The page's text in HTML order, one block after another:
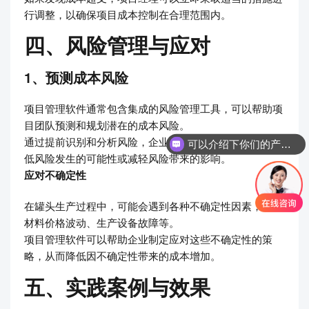
行调整，以确保项目成本控制在合理范围内。
四、风险管理与应对
1、预测成本风险
项目管理软件通常包含集成的风险管理工具，可以帮助项
目团队预测和规划潜在的成本风险。
通过提前识别和分析风险，企业可以采取相应的措施来降
低风险发生的可能性或减轻风险带来的影响。
应对不确定性
在罐头生产过程中，可能会遇到各种不确定性因素，如原
材料价格波动、生产设备故障等。
项目管理软件可以帮助企业制定应对这些不确定性的策
略，从而降低因不确定性带来的成本增加。
五、实践案例与效果
可以介绍下你们的产品么